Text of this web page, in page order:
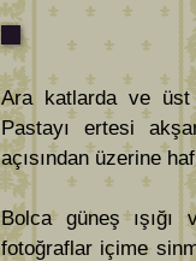
Ara katlarda ve üst
Pastayı ertesi
açısından üzerine
Bolca güneş ışığı
fotoğraflar içime